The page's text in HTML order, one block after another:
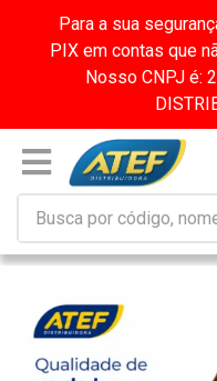
Para a sua
PIX em contas que
Nosso CNPJ é: